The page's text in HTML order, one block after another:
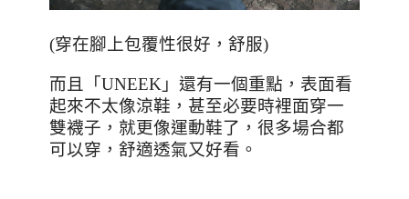
(穿在腳上包覆性很好，舒服)
而且「 UNEEK 」還有一個重點，表面看
起來不太像涼鞋，甚至必要時裡面穿一
雙襪子，就更像運動鞋了，很多場合都
可以穿，舒適透氣又好看。